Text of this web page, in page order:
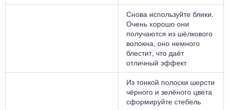
Снова используйте блики.
Очень хорошо они
получаются из шёлкового
волокна, оно немного
блестит, что даёт
отличный эффект
Из тонкой полоски шерсти
чёрного и зелёного цвета
сформируйте стебель